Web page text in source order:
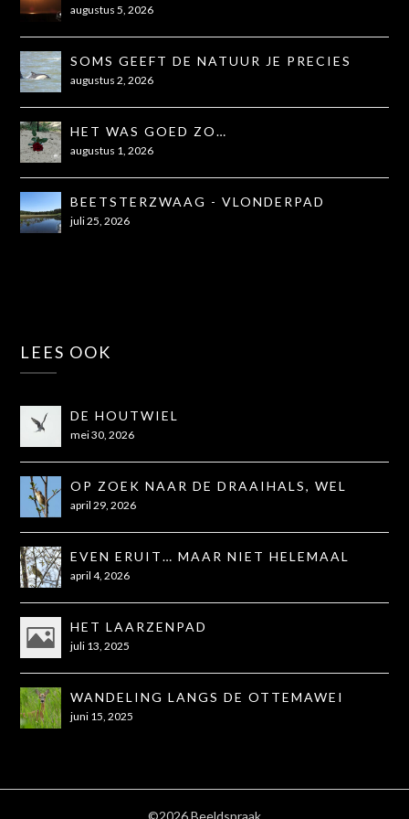
augustus 5, 2026
SOMS GEEFT DE NATUUR JE PRECIES
WAT JE NODIG HEBT
augustus 2, 2026
HET WAS GOED ZO…
augustus 1, 2026
BEETSTERZWAAG - VLONDERPAD
juli 25, 2026
LEES OOK
DE HOUTWIEL
mei 30, 2026
OP ZOEK NAAR DE DRAAIHALS, WEL
GEZIEN, NIET OP DE FOTO
april 29, 2026
EVEN ERUIT… MAAR NIET HELEMAAL
ZOALS GEHOOPT
april 4, 2026
HET LAARZENPAD
juli 13, 2025
WANDELING LANGS DE OTTEMAWEI
juni 15, 2025
©2026 Beeldspraak